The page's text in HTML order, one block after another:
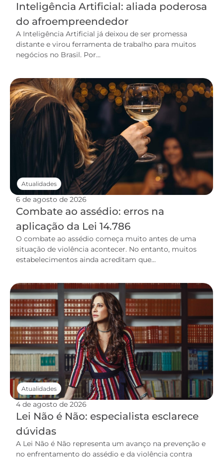
Inteligência Artificial: aliada poderosa
do afroempreendedor
A Inteligência Artificial já deixou de ser promessa
distante e virou ferramenta de trabalho para muitos
negócios no Brasil. Por...
6 de agosto de 2026
Combate ao assédio: erros na
aplicação da Lei 14.786
O combate ao assédio começa muito antes de uma
situação de violência acontecer. No entanto, muitos
estabelecimentos ainda acreditam que...
Atualidades
4 de agosto de 2026
Lei Não é Não: especialista esclarece
dúvidas
A Lei Não é Não representa um avanço na prevenção e
no enfrentamento do assédio e da violência contra
Atualidades